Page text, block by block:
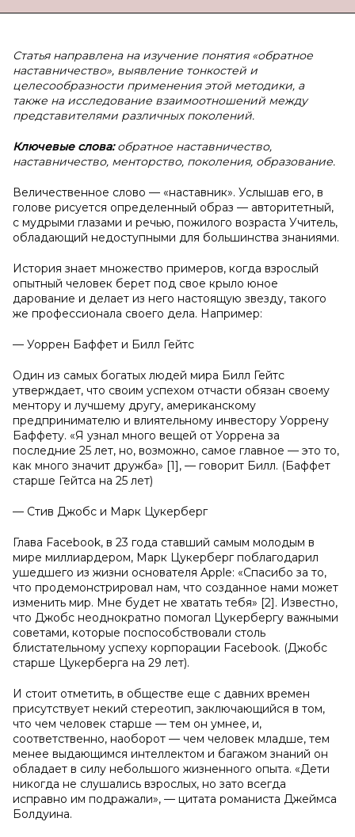
Статья направлена на изучение понятия «обратное
наставничество», выявление тонкостей и
целесообразности применения этой методики, а
также на исследование взаимоотношений между
представителями различных поколений.
Ключевые слова:обратное наставничество,
наставничество, менторство, поколения, образование.
Величественное слово — «наставник». Услышав его, в
голове рисуется определенный образ — авторитетный,
с мудрыми глазами и речью, пожилого возраста Учитель,
обладающий недоступными для большинства знаниями.
История знает множество примеров, когда взрослый
опытный человек берет под свое крыло юное
дарование и делает из него настоящую звезду, такого
же профессионала своего дела. Например:
— Уоррен Баффет и Билл Гейтс
Один из самых богатых людей мира Билл Гейтс
утверждает, что своим успехом отчасти обязан своему
ментору и лучшему другу, американскому
предпринимателю и влиятельному инвестору Уоррену
Баффету. «Я узнал много вещей от Уоррена за
последние 25 лет, но, возможно, самое главное — это то,
как много значит дружба» [1], — говорит Билл. (Баффет
старше Гейтса на 25 лет)
— Стив Джобс и Марк Цукерберг
Глава Facebook, в 23 года ставший самым молодым в
мире миллиардером, Марк Цукерберг поблагодарил
ушедшего из жизни основателя Apple: «Спасибо за то,
что продемонстрировал нам, что созданное нами может
изменить мир. Мне будет не хватать тебя» [2]. Известно,
что Джобс неоднократно помогал Цукербергу важными
советами, которые поспособствовали столь
блистательному успеху корпорации Facebook. (Джобс
старше Цукерберга на 29 лет).
И стоит отметить, в обществе еще с давних времен
присутствует некий стереотип, заключающийся в том,
что чем человек старше — тем он умнее, и,
соответственно, наоборот — чем человек младше, тем
менее выдающимся интеллектом и багажом знаний он
обладает в силу небольшого жизненного опыта. «Дети
никогда не слушались взрослых, но зато всегда
исправно им подражали», — цитата романиста Джеймса
Болдуина.